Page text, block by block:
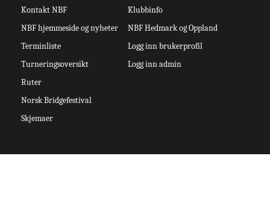
Kontakt NBF
NBF hjemmeside og nyheter
Terminliste
Turneringsoversikt
Ruter
Norsk Bridgefestival
Skjemaer
Klubbinfo
NBF Hedmark og Oppland
Logg inn brukerprofil
Logg inn admin